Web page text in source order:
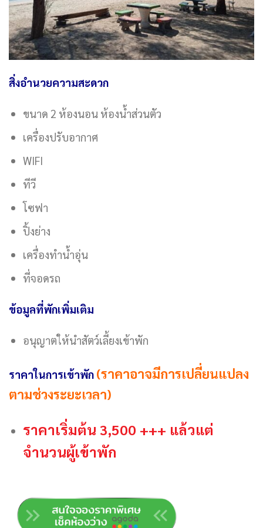
สิ่งอำนวยความสะดวก
ขนาด 2 ห้องนอน ห้องน้ำส่วนตัว
เครื่องปรับอากาศ
WIFI
ทีวี
โซฟา
ปิ้งย่าง
เครื่องทำน้ำอุ่น
ที่จอดรถ
ข้อมูลที่พักเพิ่มเติม
อนุญาตให้นำสัตว์เลี้ยงเข้าพัก
ราคาในการเข้าพัก (ราคาอาจมีการเปลี่ยนแปลง
ตามช่วงระยะเวลา)
ราคาเริ่มต้น 3,500 +++ แล้วแต่
จำนวนผู้เข้าพัก